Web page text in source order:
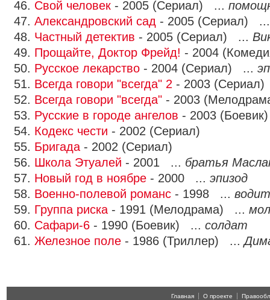
46. Свой человек - 2005 (Сериал) ...
47. Александровский сад - 2005 (Сериал)
48. Частный детектив - 2005 (Сериал) ...
49. Прощайте, Доктор Фрейд! - 2004
50. Русское лекарство - 2004 (Сериал) ...
51. Всегда говори "всегда" 2 - 2003
52. Всегда говори "всегда" - 2003
53. Русские в городе ангелов - 2003
54. Кодекс чести - 2002 (Сериал)
55. Бригада - 2002 (Сериал)
56. Школа Этуалей - 2001 ... братья
57. Новый год в ноябре - 2000 ... эпизод
58. Военно-полевой романс - 1998 ...
59. Группа риска - 1991 (Мелодрама) ...
60. Сафари-6 - 1990 (Боевик) ... солдат
61. Железное поле - 1986 (Триллер) ...
Главная О проекте